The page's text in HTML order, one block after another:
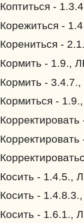
Коптиться -
Корежиться -
Корениться -
Кормить - 1.9.,
Кормить -
Кормиться -
Косить - 1.4.5.,
Косить -
Косить - 1.6.1.,